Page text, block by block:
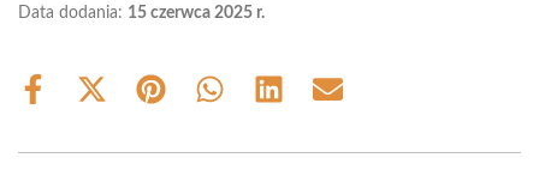
Data dodania: 15 czerwca 2025 r.
Share
Share
(Twitter)
Share Share Share Share